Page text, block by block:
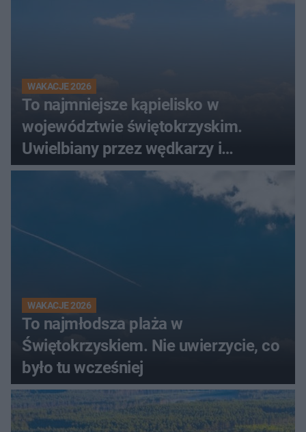
WAKACJE 2026
To najmniejsze kąpielisko w
województwie świętokrzyskim.
Uwielbiany przez wędkarzy i
turystów
WAKACJE 2026
To najmłodsza plaża w
Świętokrzyskiem. Nie uwierzycie, co
było tu wcześniej